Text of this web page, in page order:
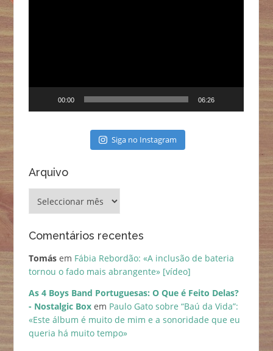
00:00 06:26
Siga no Instagram
Arquivo
Comentários recentes
Tomásem Fábia Rebordão: «A inclusão de bateria
tornou o fado mais abrangente» [vídeo]
As 4 Boys Band Portuguesas: O Que é Feito Delas?
- Nostalgic Boxem Paulo Gato sobre “Baú da Vida”:
«Este álbum é muito de mim e a sonoridade que eu
queria há muito tempo»